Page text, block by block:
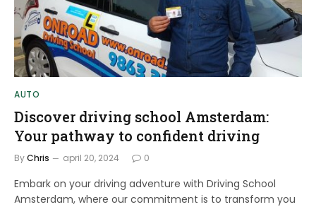
AUTO
Discover driving school Amsterdam:
Your pathway to confident driving
ByChris april 20, 2024 0
Embark on your driving adventure with Driving School
Amsterdam, where our commitment is to transform you